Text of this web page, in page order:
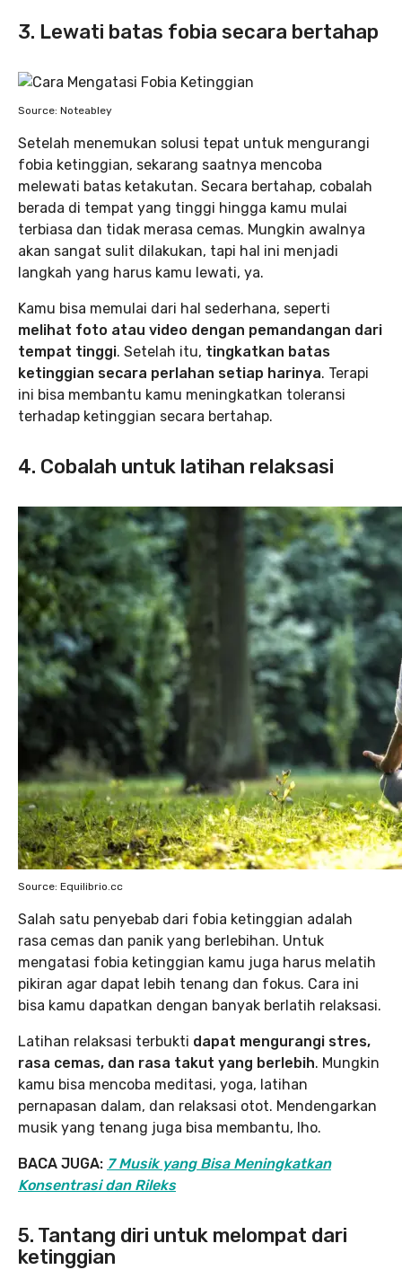
3. Lewati batas fobia secara bertahap
Source: Noteabley
Setelah menemukan solusi tepat untuk mengurangi
fobia ketinggian, sekarang saatnya mencoba
melewati batas ketakutan. Secara bertahap, cobalah
berada di tempat yang tinggi hingga kamu mulai
terbiasa dan tidak merasa cemas. Mungkin awalnya
akan sangat sulit dilakukan, tapi hal ini menjadi
langkah yang harus kamu lewati, ya.
Kamu bisa memulai dari hal sederhana, seperti
melihat foto atau video dengan pemandangan dari
tempat tinggi. Setelah itu, tingkatkan batas
ketinggian secara perlahan setiap harinya. Terapi
ini bisa membantu kamu meningkatkan toleransi
terhadap ketinggian secara bertahap.
4. Cobalah untuk latihan relaksasi
Source: Equilibrio.cc
Salah satu penyebab dari fobia ketinggian adalah
rasa cemas dan panik yang berlebihan. Untuk
mengatasi fobia ketinggian kamu juga harus melatih
pikiran agar dapat lebih tenang dan fokus. Cara ini
bisa kamu dapatkan dengan banyak berlatih relaksasi.
Latihan relaksasi terbukti dapat mengurangi stres,
rasa cemas, dan rasa takut yang berlebih. Mungkin
kamu bisa mencoba meditasi, yoga, latihan
pernapasan dalam, dan relaksasi otot. Mendengarkan
musik yang tenang juga bisa membantu, lho.
BACA JUGA: 7 Musik yang Bisa Meningkatkan
Konsentrasi dan Rileks
5. Tantang diri untuk melompat dari
ketinggian